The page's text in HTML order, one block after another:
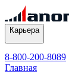
Карьера
8-800-200-8089
Главная